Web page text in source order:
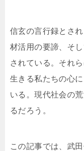
信玄の言行録とさ
材活用の要諦、そ
されている。それ
生きる私たちの心
いる。現代社会の
るだろう。
この記事では、武